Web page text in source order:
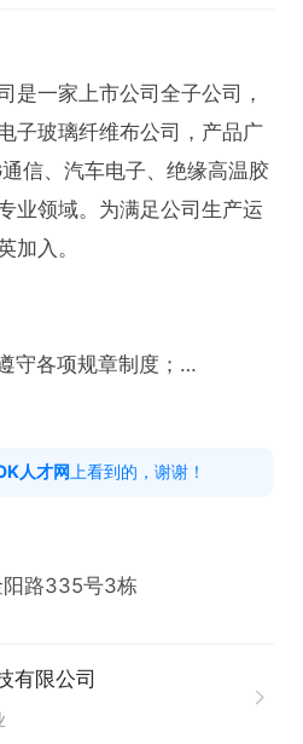
是一家上市公司全子公司，
子玻璃纤维布公司，产品广
信、汽车电子、绝缘高温胶
业领域。为满足公司生产运
加入。
遵守各项规章制度；
自己的工作，和同事能友好
位技术培、训；
险，提供工作餐，节假日，年
间；
人才网 上看到的，谢谢！
路335号3栋
有限公司